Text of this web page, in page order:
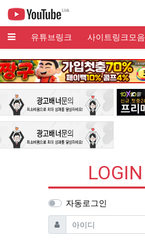
메뉴 유튜브링크 사이트링크모음
LOGIN
자동로그인
아이디 필수